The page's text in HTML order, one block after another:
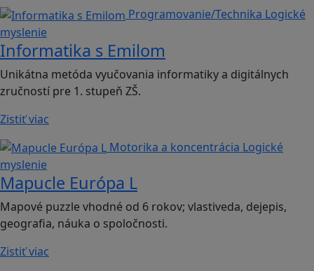
Programovanie/Technika Logické
myslenie
Informatika s Emilom
Unikátna metóda vyučovania informatiky a digitálnych
zručností pre 1. stupeň ZŠ.
Zistiť viac
Motorika a koncentrácia Logické
myslenie
Mapucle Európa L
Mapové puzzle vhodné od 6 rokov; vlastiveda, dejepis,
geografia, náuka o spoločnosti.
Zistiť viac